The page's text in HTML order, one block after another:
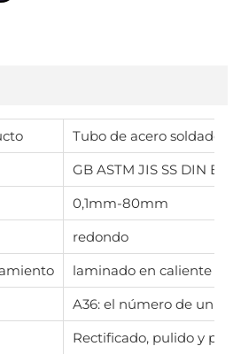
Tubo de acero soldado
GB ASTM JIS SS DIN EN
0,1mm-80mm
redondo
laminado en caliente
A36: el número de
Rectificado, pulido y